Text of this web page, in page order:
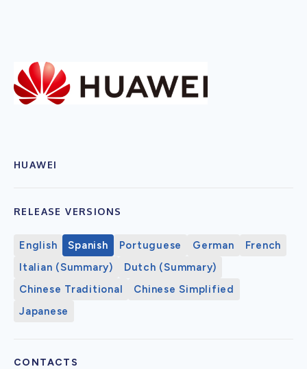
HUAWEI
RELEASE VERSIONS
English Spanish Portuguese German
French
Italian (Summary)
Dutch (Summary)
Chinese Traditional
Chinese Simplified
Japanese
CONTACTS